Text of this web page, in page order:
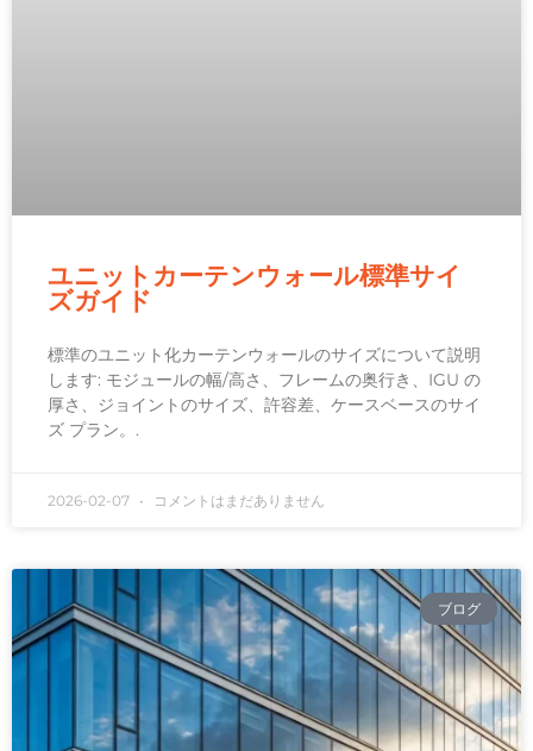
ユニットカーテンウォール標準サイ
ズガイド
標準のユニット化カーテンウォールのサイズについて説明
します: モジュールの幅/高さ、フレームの奥行き、IGU の
厚さ、ジョイントのサイズ、許容差、ケースベースのサイ
ズ プラン。.
2026-02-07 コメントはまだありません
ブログ